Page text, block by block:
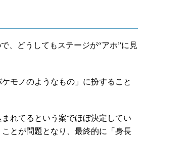
、どうしてもステージが“アホ”に見
モノのようなもの」に扮すること
れてるという案でほぼ決定してい
とが問題となり、最終的に「身長